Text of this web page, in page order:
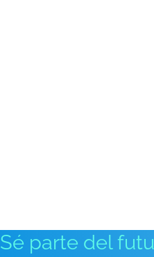
Sé parte del